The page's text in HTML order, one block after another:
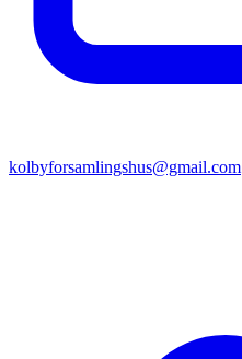
kolbyforsamlingshus@gmail.com